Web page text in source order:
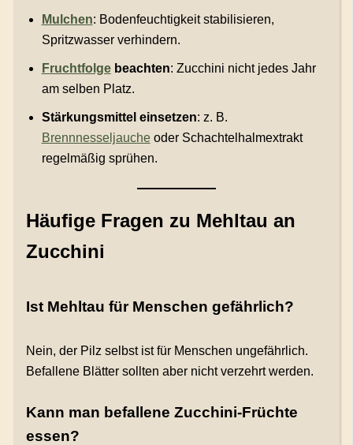
Mulchen: Bodenfeuchtigkeit stabilisieren,
Spritzwasser verhindern.
Fruchtfolgebeachten: Zucchini nicht jedes Jahr
am selben Platz.
Stärkungsmittel einsetzen: z. B.
Brennnesseljaucheoder Schachtelhalmextrakt
regelmäßig sprühen.
Häufige Fragen zu Mehltau an
Zucchini
Ist Mehltau für Menschen gefährlich?
Nein, der Pilz selbst ist für Menschen ungefährlich.
Befallene Blätter sollten aber nicht verzehrt werden.
Kann man befallene Zucchini-Früchte
essen?